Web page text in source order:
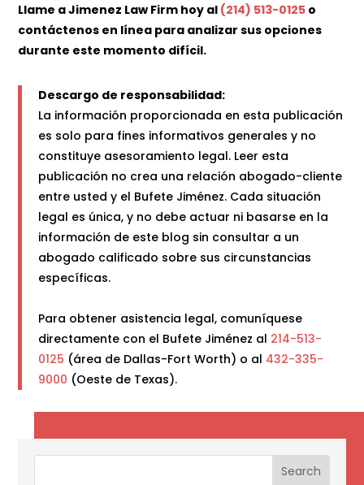
Llame a Jimenez Law Firm hoy al (214) 513-0125 o
contáctenos en línea para analizar sus opciones
durante este momento difícil.
Descargo de responsabilidad:
La información proporcionada en esta publicación
es solo para fines informativos generales y no
constituye asesoramiento legal. Leer esta
publicación no crea una relación abogado-cliente
entre usted y el Bufete Jiménez. Cada situación
legal es única, y no debe actuar ni basarse en la
información de este blog sin consultar a un
abogado calificado sobre sus circunstancias
específicas.
Para obtener asistencia legal, comuníquese
directamente con el Bufete Jiménez al 214-513-
0125 (área de Dallas-Fort Worth) o al 432-335-
9000 (Oeste de Texas).